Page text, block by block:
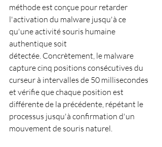
méthode est conçue pour retarder
l'activation du malware jusqu'à ce
qu'une activité souris humaine
authentique soit
détectée. Concrètement, le malware
capture cinq positions consécutives du
curseur à intervalles de 50 millisecondes
et vérifie que chaque position est
différente de la précédente, répétant le
processus jusqu'à confirmation d'un
mouvement de souris naturel.